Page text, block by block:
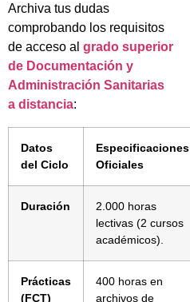
Archiva tus dudas
comprobando los requisitos
de acceso al grado superior
de Documentación y
Administración Sanitarias
a distancia:
Datos
del Ciclo
Especificaciones
Oficiales
Duración
2.000 horas
lectivas (2 cursos
académicos).
Prácticas
(FCT)
400 horas en
archivos de